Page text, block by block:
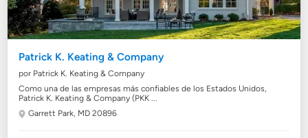
Patrick K. Keating & Company
por Patrick K. Keating & Company
Como una de las empresas más confiables de los Estados Unidos,
Patrick K. Keating & Company (PKK ...
Garrett Park, MD 20896